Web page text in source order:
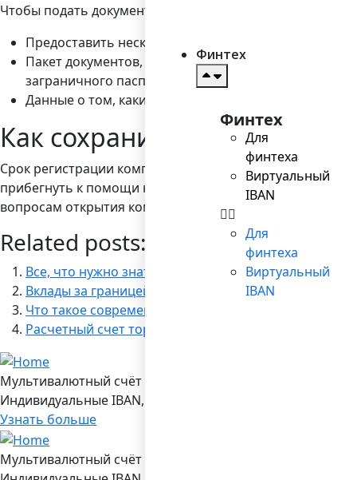
Финтех
Финтех
Для
финтеха
Виртуальный
IBAN
Для
финтеха
Виртуальный
IBAN
Чтобы подать документы для регистрации компании в
Предоставить несколько вариантов названия
Пакет документов, включающий данные об
заграничного паспорта (подойдут также
Данные о том, каким видом деятельности будет
Как сохранить силы и
Срок регистрации компаний в каждой конкретной
прибегнуть к помощи юридических фирм, которые
вопросам открытия компаний, начиная от выбора
Related posts:
Все, что нужно знать о процессинге, если вы
Вклады за границей
Что такое современный финансовый рынок
Расчетный счет торговой компании: необходимый
Мультивалютный счёт в Bilderlings
Индивидуальные IBAN, 19 валют, платежы SEPA/ SEPA
Узнать больше
Мультивалютный счёт в Bilderlings